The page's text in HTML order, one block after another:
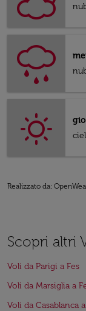
Realizzato da:
Scopri altri
Voli da Parigi a Fes
Voli da Marsiglia a
Voli da Casablanca